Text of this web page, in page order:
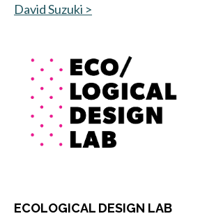
David Suzuki >
ECOLOGICAL DESIGN LAB